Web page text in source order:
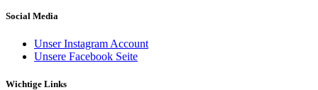
Social Media
Unser Instagram Account
Unsere Facebook Seite
Wichtige Links